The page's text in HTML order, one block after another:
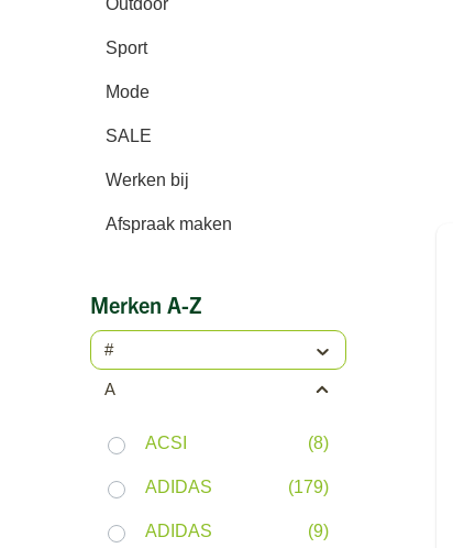
Outdoor
Sport
Mode
SALE
Werken bij
Afspraak maken
Merken A-Z
#
A
(8)
ACSI
(179)
ADIDAS
(9)
ADIDAS